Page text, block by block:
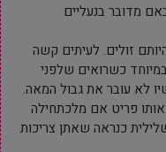
מדובר בנעליים
זולים. לעיתים קשה
כשרואים שלפני
לא עובר את גבול המאה.
פריט אם מלכתחילה
כנראה שאתן צריכות